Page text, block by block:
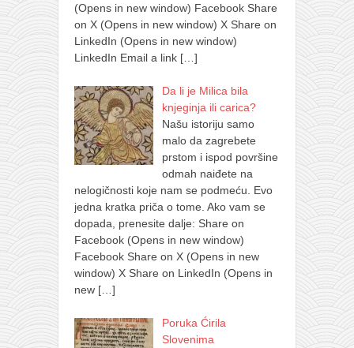
(Opens in new window) Facebook Share
on X (Opens in new window) X Share on
LinkedIn (Opens in new window)
LinkedIn Email a link […]
Da li je Milica bila
knjeginja ili carica?
Našu istoriju samo
malo da zagrebete
prstom i ispod površine
odmah naiđete na
nelogičnosti koje nam se podmeću. Evo
jedna kratka priča o tome. Ako vam se
dopada, prenesite dalje: Share on
Facebook (Opens in new window)
Facebook Share on X (Opens in new
window) X Share on LinkedIn (Opens in
new […]
Poruka Ćirila
Slovenima